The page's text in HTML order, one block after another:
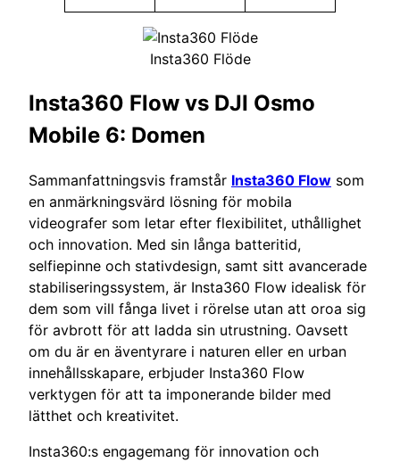
Insta360 Flöde
Insta360 Flow vs DJI Osmo
Mobile 6: Domen
Sammanfattningsvis framstår Insta360 Flow som
en anmärkningsvärd lösning för mobila
videografer som letar efter flexibilitet, uthållighet
och innovation. Med sin långa batteritid,
selfiepinne och stativdesign, samt sitt avancerade
stabiliseringssystem, är Insta360 Flow idealisk för
dem som vill fånga livet i rörelse utan att oroa sig
för avbrott för att ladda sin utrustning. Oavsett
om du är en äventyrare i naturen eller en urban
innehållsskapare, erbjuder Insta360 Flow
verktygen för att ta imponerande bilder med
lätthet och kreativitet.
Insta360:s engagemang för innovation och